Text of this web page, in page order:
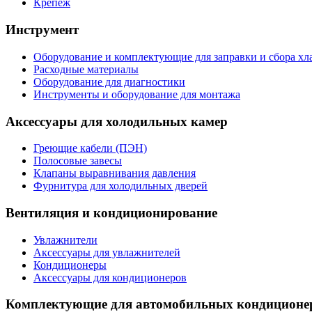
Крепеж
Инструмент
Оборудование и комплектующие для заправки и сбора
Расходные материалы
Оборудование для диагностики
Инструменты и оборудование для монтажа
Аксессуары для холодильных камер
Греющие кабели (ПЭН)
Полосовые завесы
Клапаны выравнивания давления
Фурнитура для холодильных дверей
Вентиляция и кондиционирование
Увлажнители
Аксессуары для увлажнителей
Кондиционеры
Аксессуары для кондиционеров
Комплектующие для автомобильных